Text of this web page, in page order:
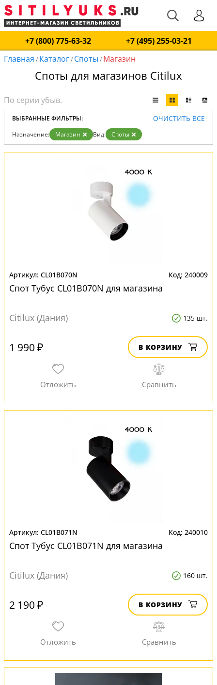
+7 (800) 775-63-32
+7 (495) 255-03-21
Главная / Каталог/ Споты / Магазин
Споты для магазинов Citilux
ВЫБРАННЫЕ ФИЛЬТРЫ: ОЧИСТИТЬ ВСЕ
Назначение: Магазин Вид: Споты
CL01B070N 240009
Спот Тубус CL01B070N для магазина
Citilux (Дания) 135 шт.
1 990 ₽ В КОРЗИНУ
CL01B071N 240010
Спот Тубус CL01B071N для магазина
Citilux (Дания) 160 шт.
2 190 ₽ В КОРЗИНУ